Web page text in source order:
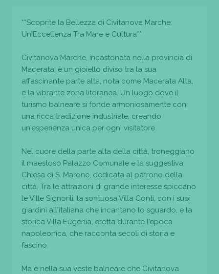
**Scoprite la Bellezza di Civitanova Marche:
Un'Eccellenza Tra Mare e Cultura**
Civitanova Marche, incastonata nella provincia di
Macerata, è un gioiello diviso tra la sua
affascinante parte alta, nota come Macerata Alta,
e la vibrante zona litoranea. Un luogo dove il
turismo balneare si fonde armoniosamente con
una ricca tradizione industriale, creando
un'esperienza unica per ogni visitatore.
Nel cuore della parte alta della città, troneggiano
il maestoso Palazzo Comunale e la suggestiva
Chiesa di S. Marone, dedicata al patrono della
città. Tra le attrazioni di grande interesse spiccano
le Ville Signorili: la sontuosa Villa Conti, con i suoi
giardini all'italiana che incantano lo sguardo, e la
storica Villa Eugenia, eretta durante l'epoca
napoleonica, che racconta secoli di storia e
fascino.
Ma è nella sua veste balneare che Civitanova